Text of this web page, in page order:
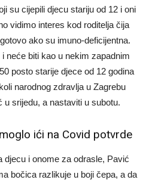
su cijepili djecu stariju od 12 i oni
vidimo interes kod roditelja čija
ako su imuno-deficijentna.
neće biti kao u nekim zapadnim
posto starije djece od 12 godina
narodnog zdravlja u Zagrebu
srijedu, a nastaviti u subotu.
ići na Covid potvrde
djecu i onome za odrasle, Pavić
bočica razlikuje u boji čepa, a da